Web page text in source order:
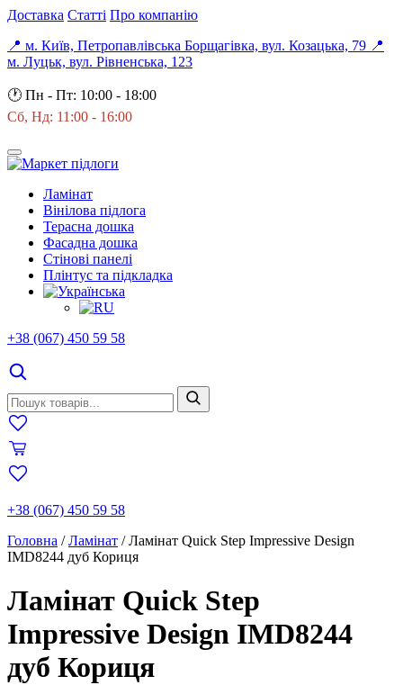
Доставка Статті Про компанію
📍 м. Київ, Петропавлівська Борщагівка, вул. Козацька, 79 📍
м. Луцьк, вул. Рівненська, 123
🕐 Пн - Пт: 10:00 - 18:00
Сб, Нд: 11:00 - 16:00
Ламінат
Вінілова підлога
Терасна дошка
Фасадна дошка
Стінові панелі
Плінтус та підкладка
+38 (067) 450 59 58
+38 (067) 450 59 58
Головна /Ламінат /Ламінат Quick Step Impressive Design
IMD8244 дуб Кориця
Ламінат Quick Step
Impressive Design IMD8244
дуб Кориця